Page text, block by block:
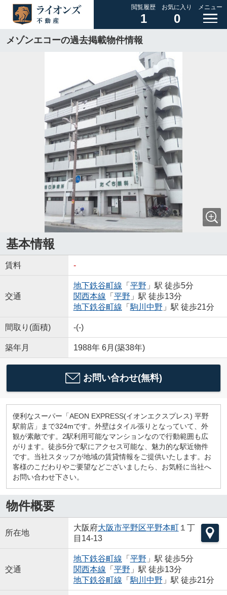
閲覧履歴
1
お気に入り
0
メニュー
メゾンエコーの過去掲載物件情報
基本情報
賃料 -
交通
地下鉄谷町線 「 平野 」駅 徒歩5分
関西本線 「 平野 」駅 徒歩13分
地下鉄谷町線 「 駒川中野 」駅 徒歩21分
間取り(面積) -(-)
築年月 1988年 6月(築38年)
お問い合わせ(無料)
便利なスーパー「AEON EXPRESS(イオンエクスプレス) 平野
駅前店」まで324mです。外壁はタイル張りとなっていて、外
観が素敵です。2駅利用可能なマンションなので行動範囲も広
がります。徒歩5分で駅にアクセス可能な、魅力的な駅近物件
です。当社スタッフが地域の賃貸情報をご提供いたします。お
客様のこだわりやご要望などございましたら、お気軽に当社へ
お問い合わせ下さい。
物件概要
所在地
大阪府大阪市平野区平野本町１丁
目14-13
交通
地下鉄谷町線 「 平野 」駅 徒歩5分
関西本線 「 平野 」駅 徒歩13分
地下鉄谷町線 「 駒川中野 」駅 徒歩21分